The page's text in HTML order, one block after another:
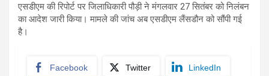
एसडीएम की रिपोर्ट पर जिलाधिकारी पौड़ी ने मंगलवार 27 सितंबर को निलंबन
का आदेश जारी किया। मामले की जांच अब एसडीएम लैंसडौन को सौंपी गई
है।
Facebook Twitter LinkedIn